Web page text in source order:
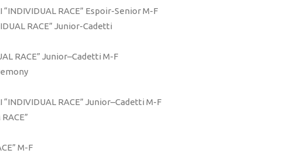
“INDIVIDUAL RACE” Espoir-Senior M-F
RACE” Junior-Cadetti
RACE” Junior–Cadetti M-F
“INDIVIDUAL RACE” Junior–Cadetti M-F
M-F